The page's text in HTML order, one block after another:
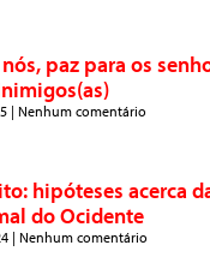
paz para os
Nenhum comentário
hipóteses acerca
do Ocidente
Nenhum comentário